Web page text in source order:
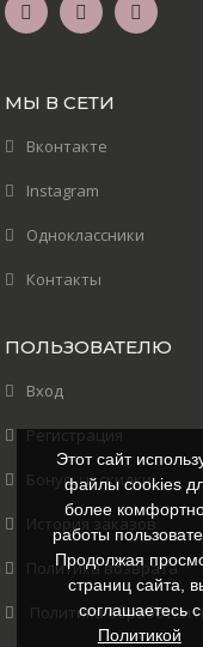
МЫ В СЕТИ
Вконтакте
Instagram
Одноклассники
Контакты
ПОЛЬЗОВАТЕЛЮ
Вход
Регистрация
Бонусы и скидки
История заказов
Политика возврата
Политика обработки
Этот сайт
файлы cookies
более
работы
Продолжая
страниц сайта,
соглашаетесь с
Политикой